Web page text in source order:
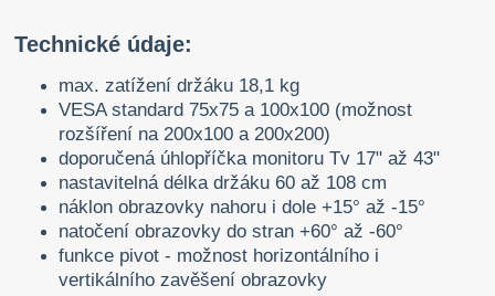
Technické údaje:
max. zatížení držáku 18,1 kg
VESA standard 75x75 a 100x100 (možnost
rozšíření na 200x100 a 200x200)
doporučená úhlopříčka monitoru Tv 17" až 43"
nastavitelná délka držáku 60 až 108 cm
náklon obrazovky nahoru i dole +15° až -15°
natočení obrazovky do stran +60° až -60°
funkce pivot - možnost horizontálního i
vertikálního zavěšení obrazovky